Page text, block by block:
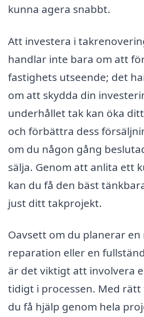
kunna agera snabbt.
Att investera i
handlar inte bara om att
fastighets utseende; det
om att skydda din
underhållet tak kan öka
och förbättra dess
om du någon gång
sälja. Genom att anlita ett
kan du få den bäst
just ditt takprojekt.
Oavsett om du planerar en
reparation eller en
är det viktigt att involvera
tidigt i processen. Med
du få hjälp genom hela